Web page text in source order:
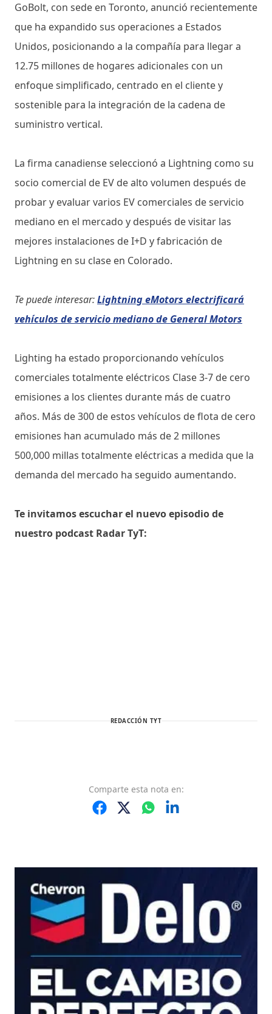
GoBolt, con sede en Toronto, anunció recientemente
que ha expandido sus operaciones a Estados
Unidos, posicionando a la compañía para llegar a
12.75 millones de hogares adicionales con un
enfoque simplificado, centrado en el cliente y
sostenible para la integración de la cadena de
suministro vertical.
La firma canadiense seleccionó a Lightning como su
socio comercial de EV de alto volumen después de
probar y evaluar varios EV comerciales de servicio
mediano en el mercado y después de visitar las
mejores instalaciones de I+D y fabricación de
Lightning en su clase en Colorado.
Te puede interesar:Lightning eMotors electrificará
vehículos de servicio mediano de General Motors
Lighting ha estado proporcionando vehículos
comerciales totalmente eléctricos Clase 3-7 de cero
emisiones a los clientes durante más de cuatro
años. Más de 300 de estos vehículos de flota de cero
emisiones han acumulado más de 2 millones
500,000 millas totalmente eléctricas a medida que la
demanda del mercado ha seguido aumentando.
Te invitamos escuchar el nuevo episodio de
nuestro podcast Radar TyT:
REDACCIÓN TYT
Comparte esta nota en: